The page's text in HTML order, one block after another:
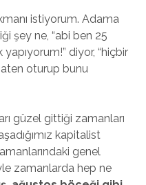
istiyorum. Adama
şey ne, “abi ben 25
diyor, “hiçbir
oturup bunu
güzel gittiği zamanları
kapitalist
genel
zamanlarda hep ne